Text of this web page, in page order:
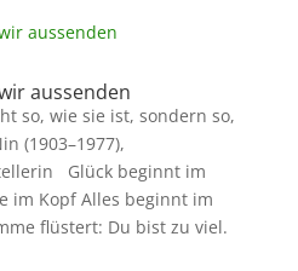
aussenden
so, wie sie ist, sondern so,
(1903–1977),
Glück beginnt im
im Kopf Alles beginnt im
flüstert: Du bist zu viel.